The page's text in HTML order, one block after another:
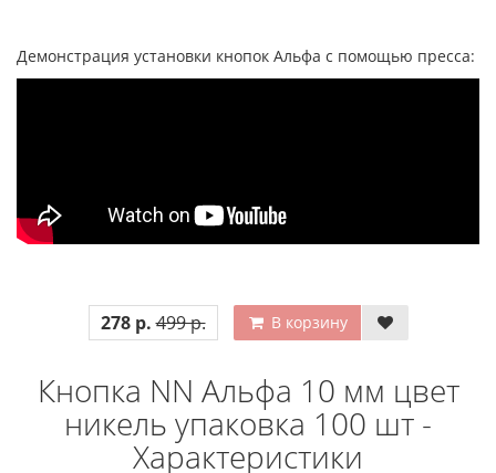
Демонстрация установки кнопок Альфа с помощью пресса:
278 р. 499 р. В корзину
Кнопка NN Альфа 10 мм цвет
никель упаковка 100 шт -
Характеристики